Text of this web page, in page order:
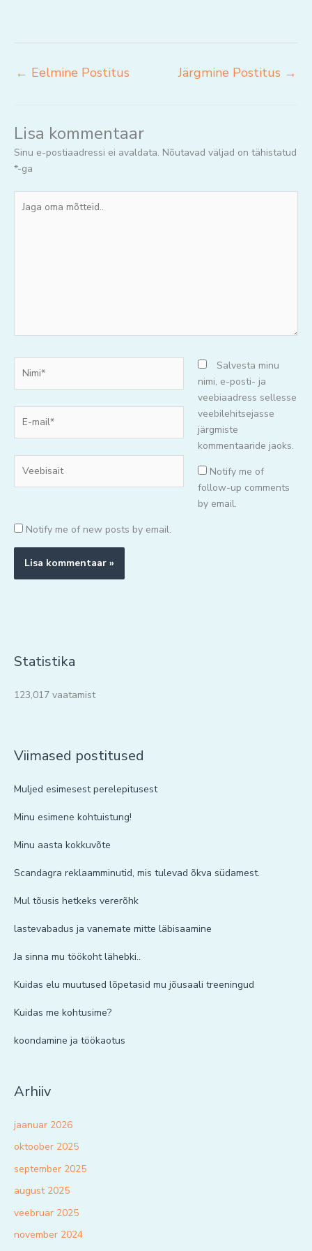
← Eelmine Postitus Järgmine Postitus →
Lisa kommentaar
Sinu e-postiaadressi ei avaldata. Nõutavad väljad on tähistatud
*-ga
oma
mail*
Salvesta minu
nimi, e-posti- ja
veebiaadress sellesse
veebilehitsejasse
järgmiste
kommentaaride jaoks.
Notify me of
follow-up comments
by email.
Notify me of new posts by email.
Statistika
123,017 vaatamist
Viimased postitused
Muljed esimesest perelepitusest
Minu esimene kohtuistung!
Minu aasta kokkuvõte
Scandagra reklaamminutid, mis tulevad õkva südamest.
Mul tõusis hetkeks vererõhk
lastevabadus ja vanemate mitte läbisaamine
Ja sinna mu töökoht lähebki..
Kuidas elu muutused lõpetasid mu jõusaali treeningud
Kuidas me kohtusime?
koondamine ja töökaotus
Arhiiv
jaanuar 2026
oktoober 2025
september 2025
august 2025
veebruar 2025
november 2024